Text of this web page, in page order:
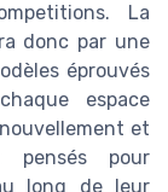
La
donc par une
éprouvés
espace
et
pensés pour
long de leur